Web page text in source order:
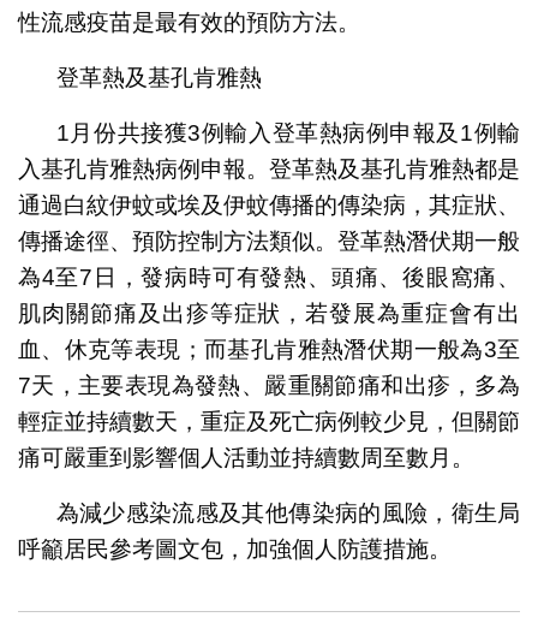
性流感疫苗是最有效的預防方法。
登革熱及基孔肯雅熱
1月份共接獲3例輸入登革熱病例申報及1例輸
入基孔肯雅熱病例申報。登革熱及基孔肯雅熱都是
通過白紋伊蚊或埃及伊蚊傳播的傳染病，其症狀、
傳播途徑、預防控制方法類似。登革熱潛伏期一般
為4至7日，發病時可有發熱、頭痛、後眼窩痛、
肌肉關節痛及出疹等症狀，若發展為重症會有出
血、休克等表現；而基孔肯雅熱潛伏期一般為3至
7天，主要表現為發熱、嚴重關節痛和出疹，多為
輕症並持續數天，重症及死亡病例較少見，但關節
痛可嚴重到影響個人活動並持續數周至數月。
為減少感染流感及其他傳染病的風險，衛生局
呼籲居民參考圖文包，加強個人防護措施。